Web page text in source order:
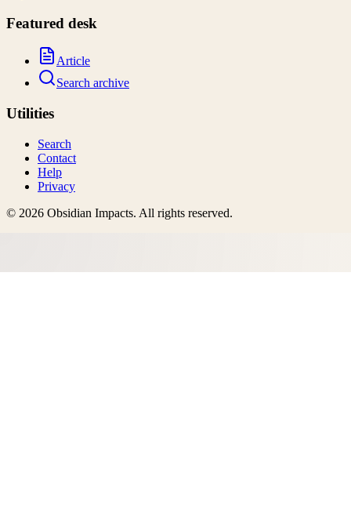
Featured desk
Article
Search archive
Utilities
Search
Contact
Help
Privacy
© 2026 Obsidian Impacts. All rights reserved.